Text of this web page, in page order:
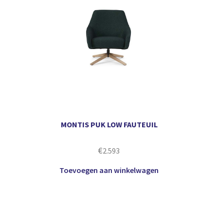
MONTIS PUK LOW FAUTEUIL
€2.593
Toevoegen aan winkelwagen